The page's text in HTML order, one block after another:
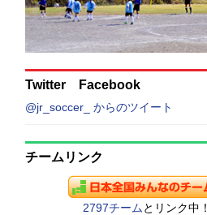
Twitter Facebook
@jr_soccer_ からのツイート
チームリンク
2797チーム とリンク中！